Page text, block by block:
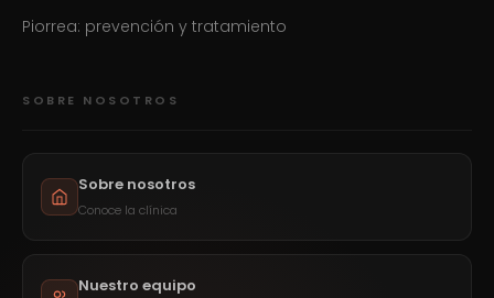
Piorrea: prevención y tratamiento
SOBRE NOSOTROS
Sobre nosotros
Conoce la clínica
Nuestro equipo